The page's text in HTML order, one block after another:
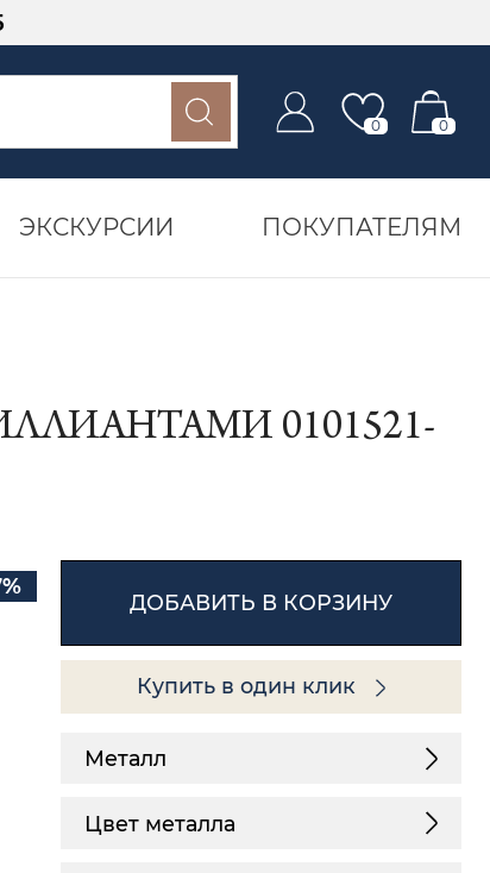
0 0
ЭКСКУРСИИ ПОКУПАТЕЛЯМ
0101521-
ДОБАВИТЬ В КОРЗИНУ
Купить в один клик
Металл
Цвет металла